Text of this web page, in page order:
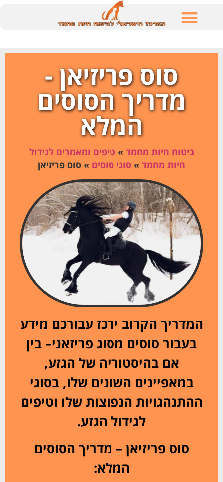
סוס פריזיאן -
מדריך הסוסים
המלא
ביטוח חיות מחמד » טיפים ומאמרים לגידול
חיות מחמד » סוגי סוסים » סוס פריזיאן
המדריך הקרוב ירכז עבורכם מידע
בעבור סוסים מסוג פריזאני– בין
אם בהיסטוריה של הגזע,
במאפיינים השונים שלו, בסוגי
ההתנהגויות הנפוצות שלו וטיפים
לגידול הגזע.
סוס פריזיאן – מדריך הסוסים
המלא: